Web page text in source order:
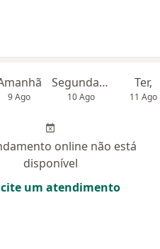
9 Ago
Segunda-feira
10 Ago
Ter,
11 Ago
online não está
disponível
um atendimento